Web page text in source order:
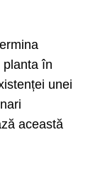
planta în
unei
această